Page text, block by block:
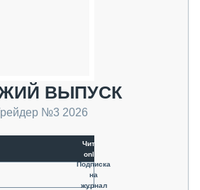
ВЫПУСК
№3 2026
Читать
online
Подписка
на
журнал